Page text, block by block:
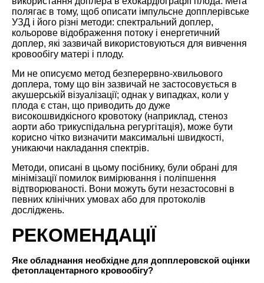
полягає в тому, щоб описати імпульсне допплерівське
УЗД і його різні методи: спектральний доплер,
кольорове відображення потоку і енергетичний
доплер, які зазвичай використовуються для вивчення
кровообігу матері і плоду.
Ми не описуємо метод безперервно-хвильового
доплера, тому що він зазвичай не застосовується в
акушерській візуалізації; однак у випадках, коли у
плода є стан, що приводить до дуже
високошвидкісного кровотоку (наприклад, стеноз
аорти або трикуспідальна регургітація), може бути
корисно чітко визначити максимальні швидкості,
уникаючи накладання спектрів.
Методи, описані в цьому посібнику, були обрані для
мінімізації помилок вимірювання і поліпшення
відтворюваності. Вони можуть бути незастосовні в
певних клінічних умовах або для протоколів
досліджень.
РЕКОМЕНДАЦІЇ
Яке обладнання необхідне для допплеровской оцінки
фетоплацентарного кровообігу?